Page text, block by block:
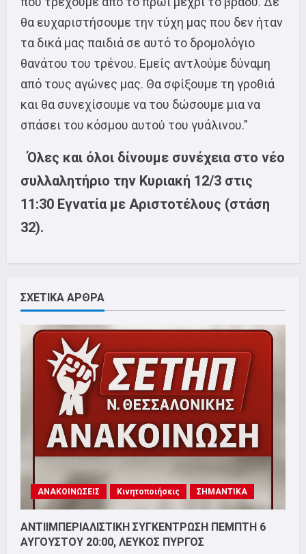
θα ευχαριστήσουμε την τύχη μας που δεν ήταν
τα δικά μας παιδιά σε αυτό το δρομολόγιο
θανάτου του τρένου. Εμείς αντλούμε δύναμη
από τους αγώνες μας. Θα σφίξουμε τη γροθιά
και θα συνεχίσουμε να του δώσουμε μια να
σπάσει του κόσμου αυτού του γυάλινου.”
Όλες και όλοι δίνουμε συνέχεια στο νέο
συλλαλητήριο την Κυριακή 12/3 στις
11:30 Εγνατία με Αριστοτέλους (στάση
32).
ΣΧΕΤΙΚΑ ΑΡΘΡΑ
ΑΝΑΚΟΙΝΩΣΕΙΣ Κινητοποιήσεις ΣΗΜΑΝΤΙΚΑ
ΑΝΤΙΙΜΠΕΡΙΑΛΙΣΤΙΚΗ ΣΥΓΚΕΝΤΡΩΣΗ ΠΕΜΠΤΗ 6
ΑΥΓΟΥΣΤΟΥ 20:00, ΛΕΥΚΟΣ ΠΥΡΓΟΣ